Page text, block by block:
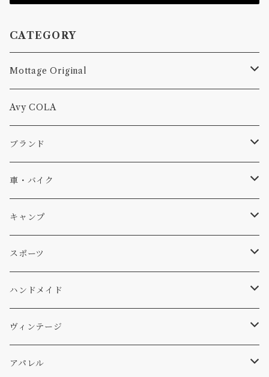
CATEGORY
Mottage Original
Tシャツ
キャップ、ニット
ソックス
雑貨
ステッカー
バッグ
パンツ
パーカー・トレーナー
Avy COLA
ブランド
Db
サーフ
スキー
A-Frame
DOGS
WEAR
Four My Self
Ten
アメリカ軍払い下げ
...mura
車・バイク
車外
マット、シート
エアフレッシュナー
小物
ヘルメット
キャンプ
ファニチャー
キッチン
スリーピング
小物
スポーツ
サーフ
スキー
ハンドメイド
ステッカー
ワッペン
ヴィンテージ
ワッペン
アパレル